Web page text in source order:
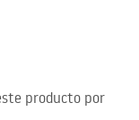
producto por